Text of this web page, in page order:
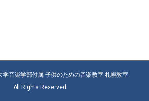
音楽学部付属 子供のための音楽教室 札幌教室
All Rights Reserved.